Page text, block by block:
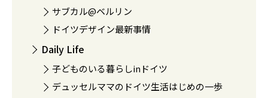
サブカル@ベルリン
ドイツデザイン最新事情
Daily Life
子どものいる暮らしinドイツ
デュッセルママのドイツ生活はじめの一歩